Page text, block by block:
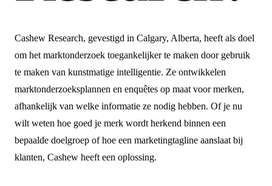
Cashew Research, gevestigd in Calgary, Alberta, heeft als doel
om het marktonderzoek toegankelijker te maken door gebruik
te maken van kunstmatige intelligentie. Ze ontwikkelen
marktonderzoeksplannen en enquêtes op maat voor merken,
afhankelijk van welke informatie ze nodig hebben. Of je nu
wilt weten hoe goed je merk wordt herkend binnen een
bepaalde doelgroep of hoe een marketingtagline aanslaat bij
klanten, Cashew heeft een oplossing.